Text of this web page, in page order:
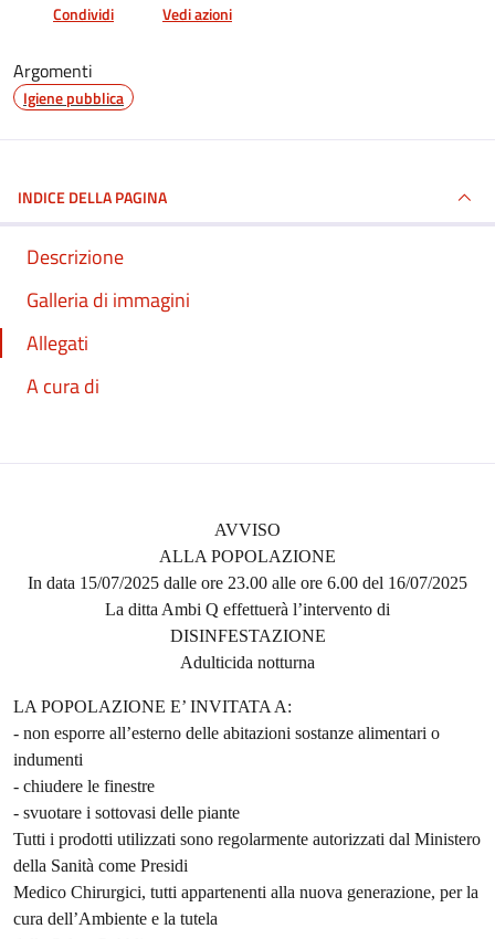
Condividi Vedi azioni
Argomenti
Igiene pubblica
INDICE DELLA PAGINA
Descrizione
Galleria di immagini
Allegati
A cura di
AVVISO
ALLA POPOLAZIONE
In data 15/07/2025 dalle ore 23.00 alle ore 6.00 del 16/07/2025
La ditta Ambi Q effettuerà l’intervento di
DISINFESTAZIONE
Adulticida notturna
LA POPOLAZIONE E’ INVITATA A:
- non esporre all’esterno delle abitazioni sostanze alimentari o
indumenti
- chiudere le finestre
- svuotare i sottovasi delle piante
Tutti i prodotti utilizzati sono regolarmente autorizzati dal Ministero
della Sanità come Presidi
Medico Chirurgici, tutti appartenenti alla nuova generazione, per la
cura dell’Ambiente e la tutela